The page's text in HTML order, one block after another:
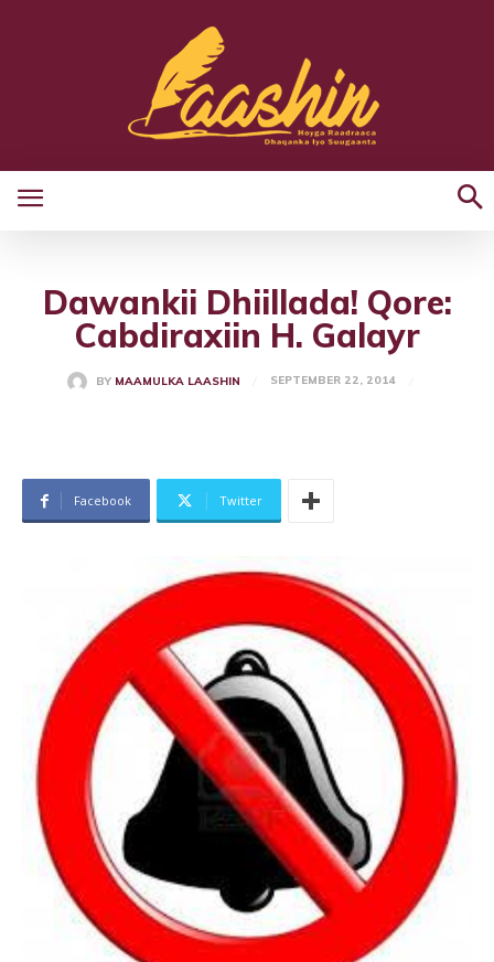
Dawankii Dhiillada! Qore:
Cabdiraxiin H. Galayr
BY MAAMULKA LAASHIN SEPTEMBER 22, 2014
Facebook Twitter